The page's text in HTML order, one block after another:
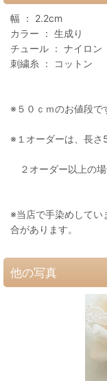
幅 ： 2.2cm
カラー ： 生成り
チュール ： ナイロン
刺繍糸 ： コットン
※５０ｃｍのお値段で
※１オーダーは、長さ
２オーダー以上の場
※当店で手染めしてい
合があります。
他の写真